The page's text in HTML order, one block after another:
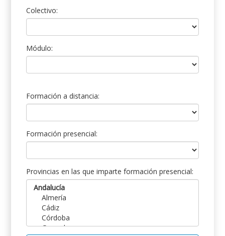
Colectivo:
Módulo:
Formación a distancia:
Formación presencial:
Provincias en las que imparte formación presencial: